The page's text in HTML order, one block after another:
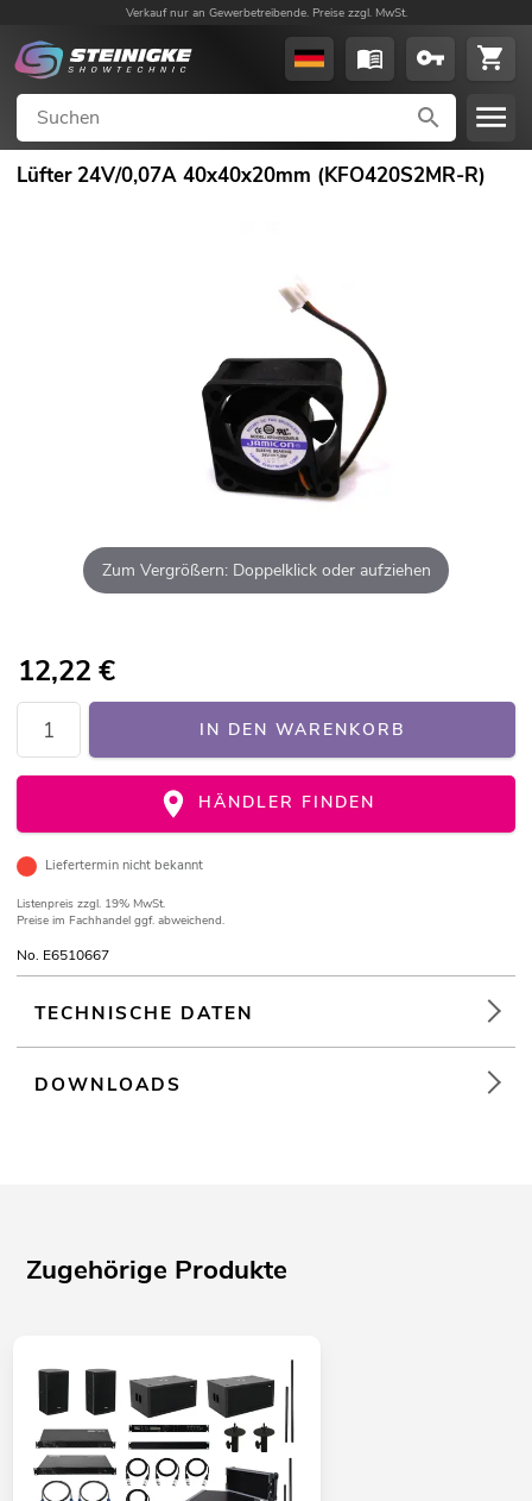
Verkauf nur an Gewerbetreibende. Preise zzgl. MwSt.
Lüfter 24V/0,07A 40x40x20mm (KFO420S2MR-R)
Zum Vergrößern: Doppelklick oder aufziehen
12,22 €
IN DEN WARENKORB
HÄNDLER FINDEN
Liefertermin nicht bekannt
Listenpreis zzgl. 19% MwSt.
Preise im Fachhandel ggf. abweichend.
No. E6510667
TECHNISCHE DATEN
DOWNLOADS
Zugehörige Produkte